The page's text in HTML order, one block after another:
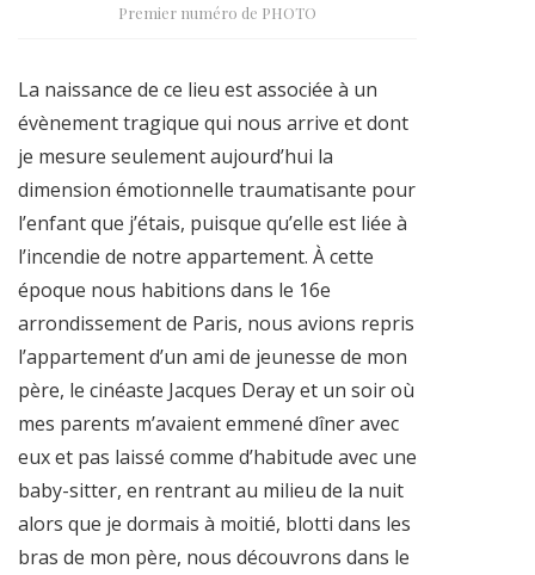
Premier numéro de PHOTO
La naissance de ce lieu est associée à un
évènement tragique qui nous arrive et dont
je mesure seulement aujourd’hui la
dimension émotionnelle traumatisante pour
l’enfant que j’étais, puisque qu’elle est liée à
l’incendie de notre appartement. À cette
époque nous habitions dans le 16e
arrondissement de Paris, nous avions repris
l’appartement d’un ami de jeunesse de mon
père, le cinéaste Jacques Deray et un soir où
mes parents m’avaient emmené dîner avec
eux et pas laissé comme d’habitude avec une
baby-sitter, en rentrant au milieu de la nuit
alors que je dormais à moitié, blotti dans les
bras de mon père, nous découvrons dans le